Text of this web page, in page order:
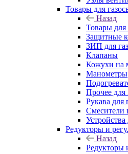
Товары для
Назад
Товары для
Защитные
ЗИП для
Клапаны
Кожухи на
Манометры
Прочее для
Рукава для
Смесители
Устройства
Редукторы и
Назад
Редукторы